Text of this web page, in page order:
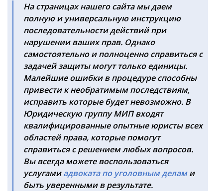
На страницах нашего сайта мы даем
полную и универсальную инструкцию
последовательности действий при
нарушении ваших прав. Однако
самостоятельно и полноценно справиться с
задачей защиты могут только единицы.
Малейшие ошибки в процедуре способны
привести к необратимым последствиям,
исправить которые будет невозможно. В
Юридическую группу МИП входят
квалифицированные опытные юристы всех
областей права, которые помогут
справиться с решением любых вопросов.
Вы всегда можете воспользоваться
услугамиадвоката по уголовным делам и
быть уверенными в результате.